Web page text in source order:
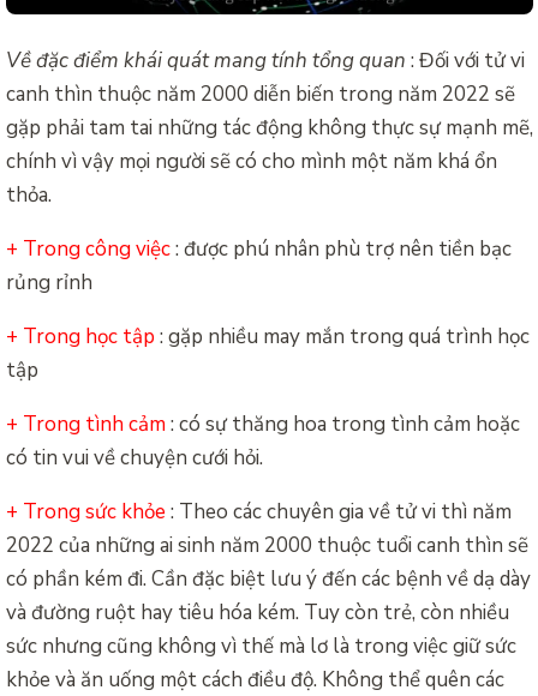
Về đặc điểm khái quát mang tính tổng quan : Đối với tử vi
canh thìn thuộc năm 2000 diễn biến trong năm 2022 sẽ
gặp phải tam tai những tác động không thực sự mạnh mẽ,
chính vì vậy mọi người sẽ có cho mình một năm khá ổn
thỏa.
+ Trong công việc: được phú nhân phù trợ nên tiền bạc
rủng rỉnh
+ Trong học tập : gặp nhiều may mắn trong quá trình học
tập
+ Trong tình cảm: có sự thăng hoa trong tình cảm hoặc
có tin vui về chuyện cưới hỏi.
+ Trong sức khỏe : Theo các chuyên gia về tử vi thì năm
2022 của những ai sinh năm 2000 thuộc tuổi canh thìn sẽ
có phần kém đi. Cần đặc biệt lưu ý đến các bệnh về dạ dày
và đường ruột hay tiêu hóa kém. Tuy còn trẻ, còn nhiều
sức nhưng cũng không vì thế mà lơ là trong việc giữ sức
khỏe và ăn uống một cách điều độ. Không thể quên các